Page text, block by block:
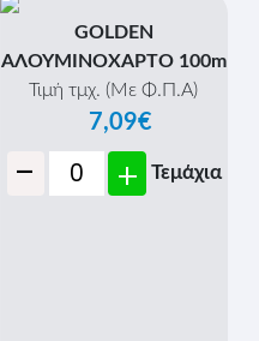
GOLDEN
ΑΛΟΥΜΙΝΟΧΑΡΤΟ 100m
Τιμή τμχ. (Με Φ.Π.Α)
7,09€
- + Τεμάχια